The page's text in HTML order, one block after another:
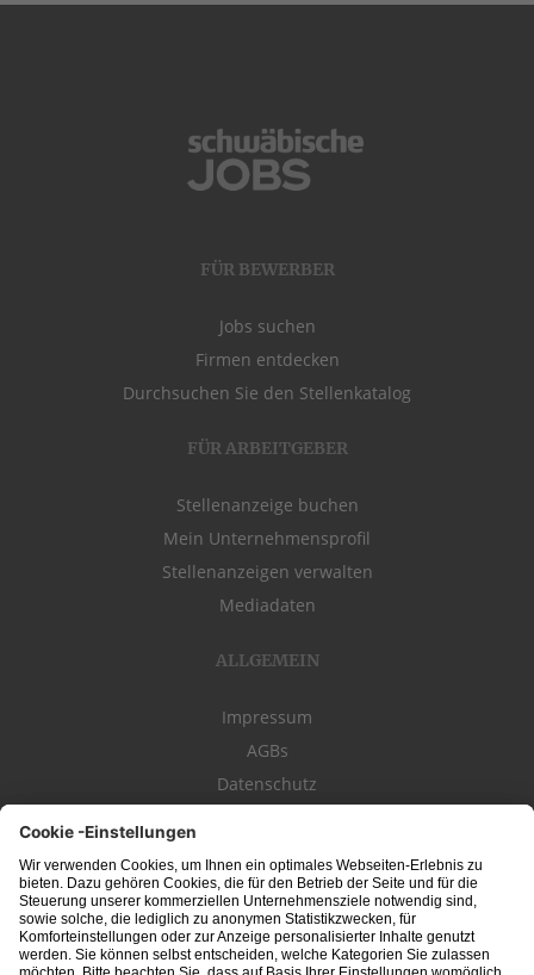
FÜR BEWERBER
Jobs suchen
Firmen entdecken
Durchsuchen Sie den Stellenkatalog
FÜR ARBEITGEBER
Stellenanzeige buchen
Mein Unternehmensprofil
Stellenanzeigen verwalten
Mediadaten
ALLGEMEIN
Impressum
AGBs
Datenschutz
schwäbischeJOBS - die Stellenbörse für die RegionBodensee, Schwaben,